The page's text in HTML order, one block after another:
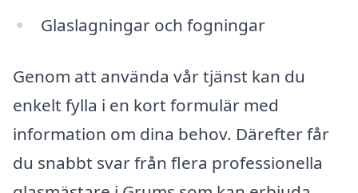
Glaslagningar och fogningar
Genom att använda vår tjänst kan du
enkelt fylla i en kort formulär med
information om dina behov. Därefter får
du snabbt svar från flera professionella